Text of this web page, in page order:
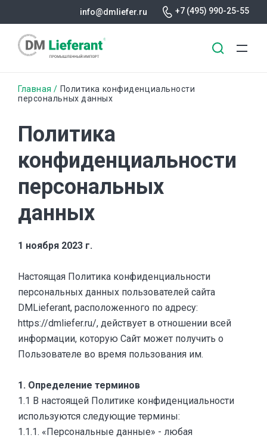
содержанию
info@dmliefer.ru +7 (495) 990-25-55
Строка
Главная
Политика конфиденциальности
персональных данных
Политика
конфиденциальности
персональных
данных
1 ноября 2023 г.
Настоящая Политика конфиденциальности
персональных данных пользователей сайта
DMLieferant, расположенного по адресу:
https://dmliefer.ru/, действует в отношении всей
информации, которую Сайт может получить о
Пользователе во время пользования им.
1. Определение терминов
1.1 В настоящей Политике конфиденциальности
используются следующие термины:
1.1.1. «Персональные данные» - любая